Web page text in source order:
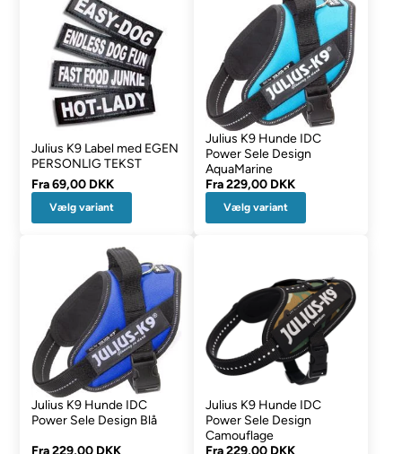
Julius K9 Label med EGEN
PERSONLIG TEKST
Fra69,00 DKK
Vælg variant
Julius K9 Hunde IDC
Power Sele Design
AquaMarine
Fra229,00 DKK
Vælg variant
Julius K9 Hunde IDC
Power Sele Design Blå
Fra229,00 DKK
Julius K9 Hunde IDC
Power Sele Design
Camouflage
Fra229,00 DKK